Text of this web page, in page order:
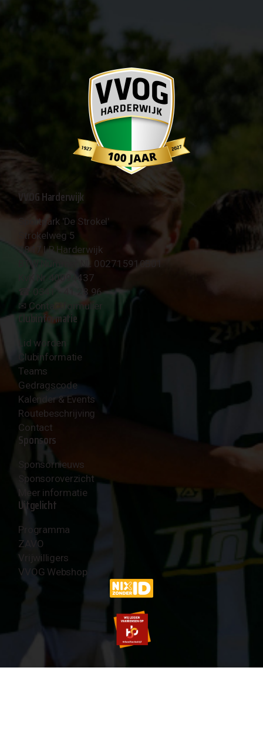
VVOG Harderwijk
Sportpark 'De Strokel'
Strokelweg 5
3847 LR Harderwijk
BTW Nummer NL 002715910B01
KvK Nr 40094437
☎︎ 0341 - 41 28 96
✉︎ Contactformulier
Clubinformatie
Lid worden
Clubinformatie
Teams
Gedragscode
Kalender & Events
Routebeschrijving
Contact
Sponsors
Sponsornieuws
Sponsoroverzicht
Meer informatie
Uitgelicht
Programma
ZAVO
Vrijwilligers
VVOG Webshop